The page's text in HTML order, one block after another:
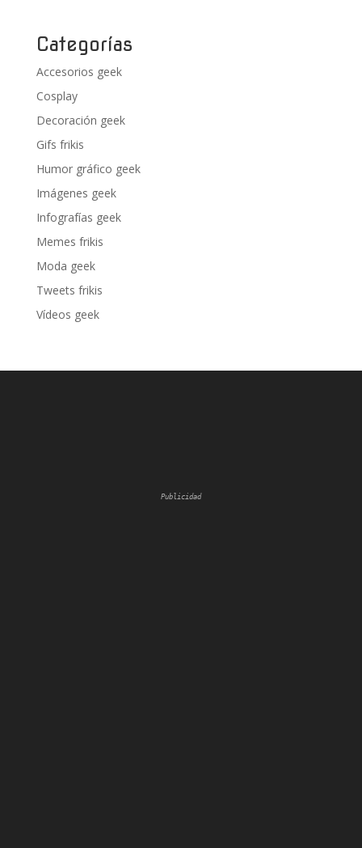
Categorías
Accesorios geek
Cosplay
Decoración geek
Gifs frikis
Humor gráfico geek
Imágenes geek
Infografías geek
Memes frikis
Moda geek
Tweets frikis
Vídeos geek
Publicidad